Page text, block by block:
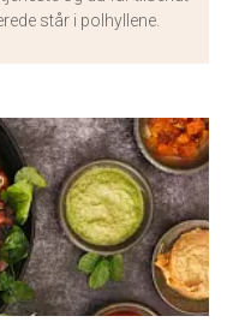
står i polhyllene.